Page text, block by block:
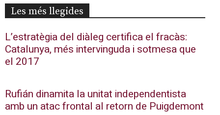
Les més llegides
L’estratègia del diàleg certifica el fracàs:
Catalunya, més intervinguda i sotmesa que
el 2017
Rufián dinamita la unitat independentista
amb un atac frontal al retorn de Puigdemont